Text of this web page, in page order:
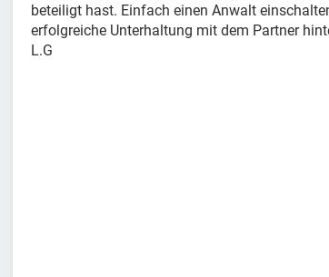
beteiligt hast. Einfach einen Anwalt
erfolgreiche Unterhaltung mit dem Partner
L.G